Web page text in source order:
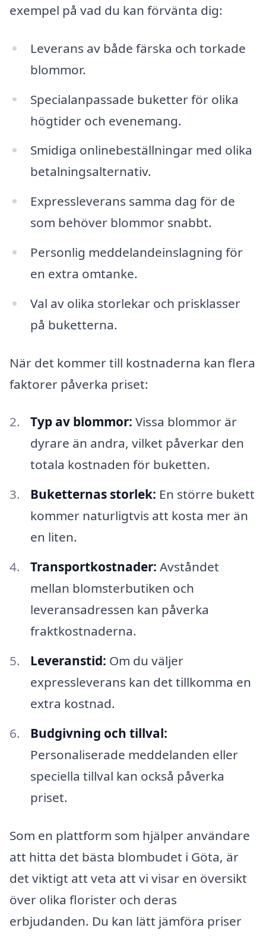
exempel på vad du kan förvänta dig:
Leverans av både färska och torkade
blommor.
Specialanpassade buketter för olika
högtider och evenemang.
Smidiga onlinebeställningar med olika
betalningsalternativ.
Expressleverans samma dag för de
som behöver blommor snabbt.
Personlig meddelandeinslagning för
en extra omtanke.
Val av olika storlekar och prisklasser
på buketterna.
När det kommer till kostnaderna kan flera
faktorer påverka priset:
Typ av blommor: Vissa blommor är
dyrare än andra, vilket påverkar den
totala kostnaden för buketten.
Buketternas storlek: En större bukett
kommer naturligtvis att kosta mer än
en liten.
Transportkostnader: Avståndet
mellan blomsterbutiken och
leveransadressen kan påverka
fraktkostnaderna.
Leveranstid: Om du väljer
expressleverans kan det tillkomma en
extra kostnad.
Budgivning och tillval:
Personaliserade meddelanden eller
speciella tillval kan också påverka
priset.
Som en plattform som hjälper användare
att hitta det bästa blombudet i Göta, är
det viktigt att veta att vi visar en översikt
över olika florister och deras
erbjudanden. Du kan lätt jämföra priser